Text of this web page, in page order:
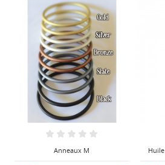
Huile répulsive anti-pique, 20ml